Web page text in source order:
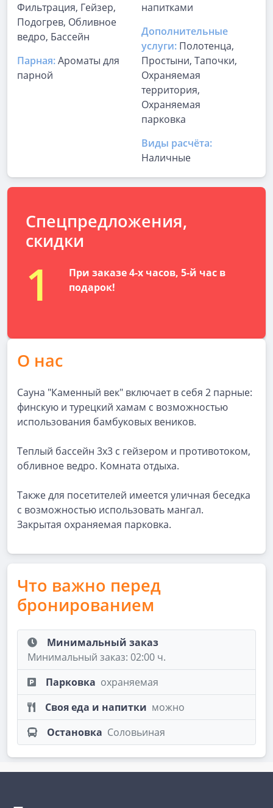
Фильтрация, Гейзер,
Подогрев, Обливное
ведро, Бассейн
Парная:Ароматы для
парной
напитками
Дополнительные
услуги: Полотенца,
Простыни, Тапочки,
Охраняемая
территория,
Охраняемая
парковка
Виды расчёта:
Наличные
Спецпредложения,
скидки
1
При заказе 4-х часов, 5-й час в
подарок!
О нас
Сауна "Каменный век" включает в себя 2 парные:
финскую и турецкий хамам с возможностью
использования бамбуковых веников.
Теплый бассейн 3х3 с гейзером и противотоком,
обливное ведро. Комната отдыха.
Также для посетителей имеется уличная беседка
с возможностью использовать мангал.
Закрытая охраняемая парковка.
Что важно перед
бронированием
Минимальный заказ
Минимальный заказ: 02:00 ч.
Парковка охраняемая
Своя еда и напитки можно
Остановка Соловьиная